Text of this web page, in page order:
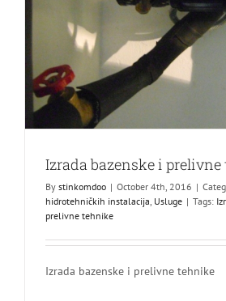
Izrada bazenske i
By stinkomdoo | October 4th, 2016 |
hidrotehničkih instalacija Usluge | Tags:
prelivne tehnike
Izrada bazenske i prelivne tehnike